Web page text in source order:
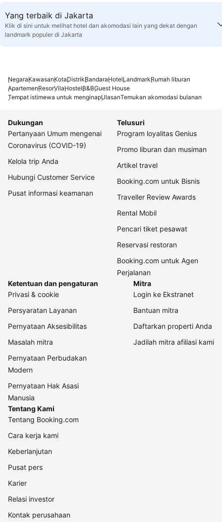
Yang terbaik di Jakarta
Klik di sini untuk melihat hotel dan akomodasi lain yang dekat dengan
landmark populer di Jakarta
NegaraKawasanKotaDistrikBandaraHotelLandmarkRumah liburan
ApartemenResorVilaHostelB&BGuest House
Tempat istimewa untuk menginapUlasanTemukan akomodasi bulanan
Dukungan
Pertanyaan Umum mengenai
Coronavirus (COVID-19)
Kelola trip Anda
Hubungi Customer Service
Pusat informasi keamanan
Telusuri
Program loyalitas Genius
Promo liburan dan musiman
Artikel travel
Booking.com untuk Bisnis
Traveller Review Awards
Rental Mobil
Pencari tiket pesawat
Reservasi restoran
Booking.com untuk Agen
Perjalanan
Ketentuan dan pengaturan
Privasi & cookie
Persyaratan Layanan
Pernyataan Aksesibilitas
Masalah mitra
Pernyataan Perbudakan
Modern
Pernyataan Hak Asasi
Manusia
Mitra
Login ke Ekstranet
Bantuan mitra
Daftarkan properti Anda
Jadilah mitra afiliasi kami
Tentang Kami
Tentang Booking.com
Cara kerja kami
Keberlanjutan
Pusat pers
Karier
Relasi investor
Kontak perusahaan